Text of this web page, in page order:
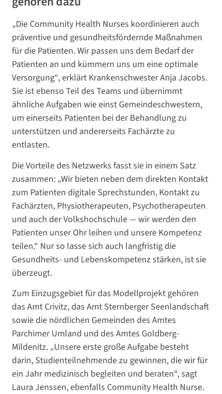
„Die Community Health Nurses koordinieren auch
präventive und gesundheitsfördernde Maßnahmen
für die Patienten. Wir passen uns dem Bedarf der
Patienten an und kümmern uns um eine optimale
Versorgung“, erklärt Krankenschwester Anja Jacobs.
Sie ist ebenso Teil des Teams und übernimmt
ähnliche Aufgaben wie einst Gemeindeschwestern,
um einerseits Patienten bei der Behandlung zu
unterstützen und andererseits Fachärzte zu
entlasten.
Die Vorteile des Netzwerks fasst sie in einem Satz
zusammen: „Wir bieten neben dem direkten Kontakt
zum Patienten digitale Sprechstunden, Kontakt zu
Fachärzten, Physiotherapeuten, Psychotherapeuten
und auch der Volkshochschule — wir werden den
Patienten unser Ohr leihen und unsere Kompetenz
teilen.“ Nur so lasse sich auch langfristig die
Gesundheits- und Lebenskompetenz stärken, ist sie
überzeugt.
Zum Einzugsgebiet für das Modellprojekt gehören
das Amt Crivitz, das Amt Sternberger Seenlandschaft
sowie die nördlichen Gemeinden des Amtes
Parchimer Umland und des Amtes Goldberg-
Mildenitz. „Unsere erste große Aufgabe besteht
darin, Studienteilnehmende zu gewinnen, die wir für
ein Jahr medizinisch begleiten und beraten“, sagt
Laura Jenssen, ebenfalls Community Health Nurse.